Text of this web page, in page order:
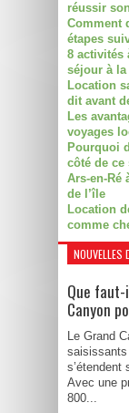
réussir
Comment
étapes
8 activités
séjour à
Location
dit avant
Les
voyages
Pourquoi
côté de ce
Ars-en-Ré
de l’île
Location
comme
NOUVELLES
Que
Canyon
Le Grand
saisissants
s’étendent
Avec une
800...